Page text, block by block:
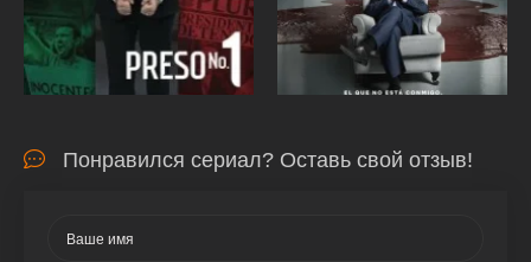
Понравился сериал? Оставь свой отзыв!